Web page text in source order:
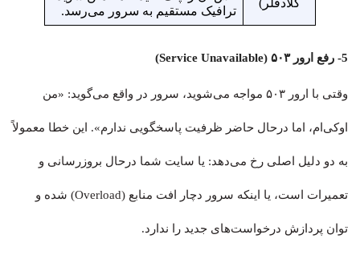
کلادفلر)
ترافیک مستقیم به سرور می‌رسد.
5- رفع ارور ۵۰۳ (Service Unavailable)
وقتی با ارور ۵۰۳ مواجه می‌شوید، سرور در واقع می‌گوید: «من
اوکی‌ام، اما درحال حاضر ظرفیت پاسخگویی ندارم». این خطا معمولاً
به دو دلیل اصلی رخ می‌دهد: یا سایت شما درحال بروزرسانی و
تعمیرات است، یا اینکه سرور دچار افت منابع (Overload) شده و
توان پردازش درخواست‌های جدید را ندارد.